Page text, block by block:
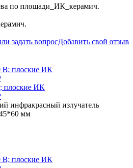
по площади_ИК_керамич.
задать вопросДобавить свой отзыв
плоские ИК
инфракрасный излучатель
мм